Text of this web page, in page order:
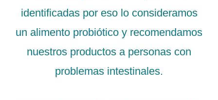
identificadas por eso lo consideramos
un alimento probiótico y recomendamos
nuestros productos a personas con
problemas intestinales.